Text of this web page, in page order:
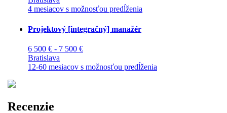
4 mesiacov s možnosťou predĺženia
Projektový [integračný] manažér
6 500 € - 7 500 €
Bratislava
12-60 mesiacov s možnosťou predĺženia
Recenzie